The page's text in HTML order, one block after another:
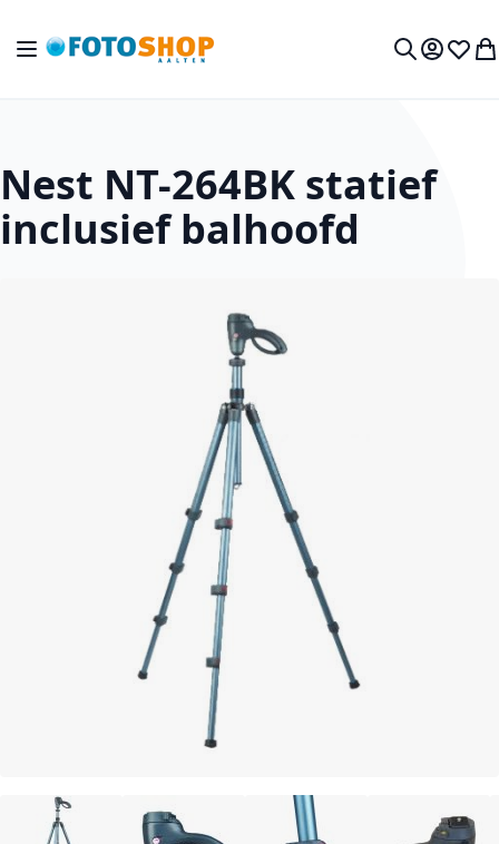
Toggle Nav
Mijn
Nest NT-264BK statief
inclusief balhoofd